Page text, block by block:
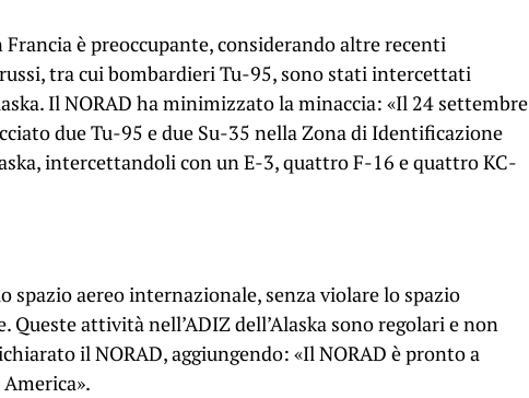
è preoccupante, considerando altre recenti
tra cui bombardieri Tu-95, sono stati intercettati
Il NORAD ha minimizzato la minaccia: «Il 24 settembre
due Tu-95 e due Su-35 nella Zona di Identificazione
intercettandoli con un E-3, quattro F-16 e quattro KC-
spazio aereo internazionale, senza violare lo spazio
Queste attività nell’ADIZ dell’Alaska sono regolari e non
il NORAD, aggiungendo: «Il NORAD è pronto a